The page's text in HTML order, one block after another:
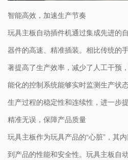
智能高效，加速生产节奏
玩具主板自动插件机通过集成先进的
器件的高速、精准插装。相比传统的
著提高了生产效率，减少了人工干预
能化的控制系统能够实时监测生产状
生产过程的稳定性和连续性，进一步
精准无误，保障产品质量
玩具主板作为玩具产品的“心脏”，其
到产品的性能和安全性。玩具主板自